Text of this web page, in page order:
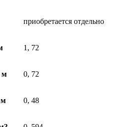
приобретается отдельно
1, 72
м 0, 72
м 0, 48